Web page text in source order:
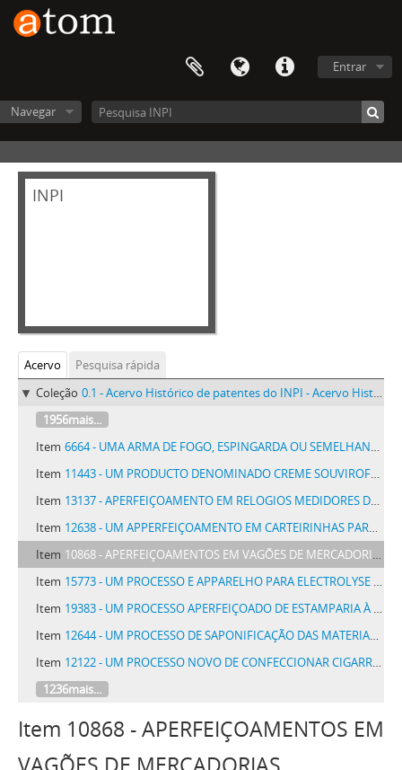
Entrar
Navegar
INPI
Acervo
Pesquisa rápida
Coleção 0.1 - Acervo Histórico de patentes do INPI - Acervo Histórico de patentes do INPI
1956mais...
Item 6664 - UMA ARMA DE FOGO, ESPINGARDA OU SEMELHANTE, APERFEIÇOADA
Item 11443 - UM PRODUCTO DENOMINADO CREME SOUVIROFF, DESTINADO A AMACIAR E AVELLUDAR A PELLE
Item 13137 - APERFEIÇOAMENTO EM RELOGIOS MEDIDORES DE CONSUMO DE GAS AGUA E ELECTRICIDADE
Item 12638 - UM APPERFEIÇOAMENTO EM CARTEIRINHAS PARA CIGARROS, CIGARRILHOS OU CHARUTOS
Item 10868 - APERFEIÇOAMENTOS EM VAGÕES DE MERCADORIAS
Item 15773 - UM PROCESSO E APPARELHO PARA ELECTROLYSE DE SOLUÇÕES SALINAS
Item 19383 - UM PROCESSO APERFEIÇOADO DE ESTAMPARIA À MÃO SOBRE TECIDOS DE SEDA
Item 12644 - UM PROCESSO DE SAPONIFICAÇÃO DAS MATERIAS GORDUROSAS CONTIDAS NAS SEMENTES OU FRUCTOS DAS PLANTAS OLEAGINOSAS
Item 12122 - UM PROCESSO NOVO DE CONFECCIONAR CIGARROS DE PALHA OU PAPEL, SEM GOMMA OU OUTRO QUALQUER ADHESIVO, DENOMINADO CIGARROS COM ANEL SEM GOMMA
1236mais...
Item 10868 - APERFEIÇOAMENTOS EM